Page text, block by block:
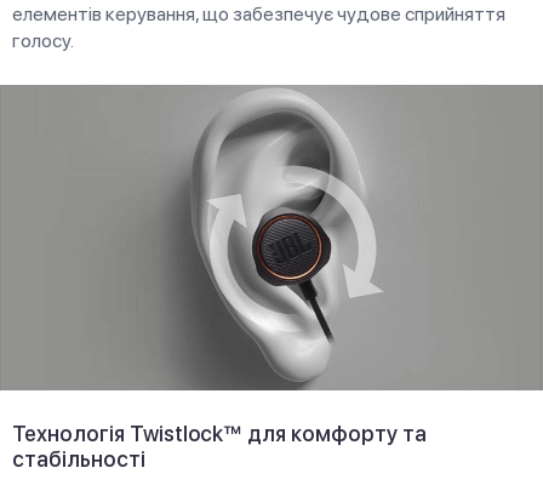
елементів керування, що забезпечує чудове сприйняття
голосу.
Технологія Twistlock™ для комфорту та
стабільності